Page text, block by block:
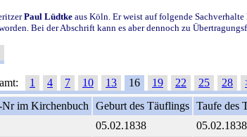
Paul Lüdtke aus Köln. Er weist auf folgende
Bei der Abschrift kann es aber dennoch zu
1 4 7 10 13 16 19 22 25 28
im Kirchenbuch Geburt des Täuflings Taufe des
05.02.1838 05.02.1838